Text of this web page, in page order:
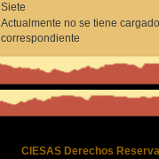
Siete
Actualmente no se tiene
correspondiente
CIESAS Derechos